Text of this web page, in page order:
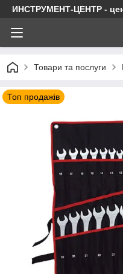
ИНСТРУМЕНТ-ЦЕНТР -
Товари та послуги
Топ продажів